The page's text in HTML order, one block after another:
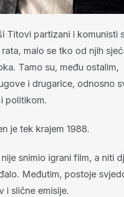
Titovi partizani i komunisti
malo se tko od njih
Tamo su, među
i drugarice, odnosno
politikom.
je tek krajem 1988.
snimio igrani film, a niti
Međutim, postoje
i slične emisije.